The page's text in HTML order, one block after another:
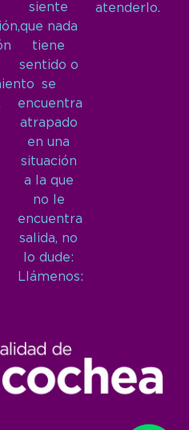
siente
que nada
tiene
sentido o
se
encuentra
atrapado
en una
situación
a la que
no le
encuentra
salida, no
lo dude:
Llámenos:
atenderlo.